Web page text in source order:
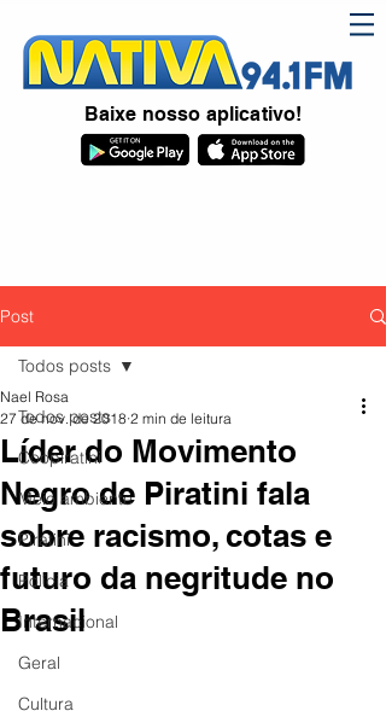
Baixe nosso aplicativo!
Post
Todos posts
Coopiratini
Meio ambiente
Piratini
Polícia
Internacional
Geral
Cultura
Todos posts
Líder do Movimento
Negro de Piratini fala
sobre racismo, cotas e
futuro da negritude no
Brasil
Nael Rosa
27 de nov. de 2018 2 min de leitura